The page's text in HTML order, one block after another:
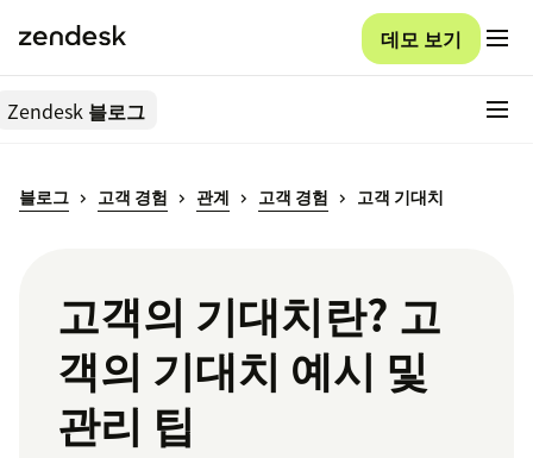
데모 보기
Zendesk 블로그
블로그 고객 경험 관계 고객 경험 고객 기대치
고객의 기대치란? 고
객의 기대치 예시 및
관리 팁